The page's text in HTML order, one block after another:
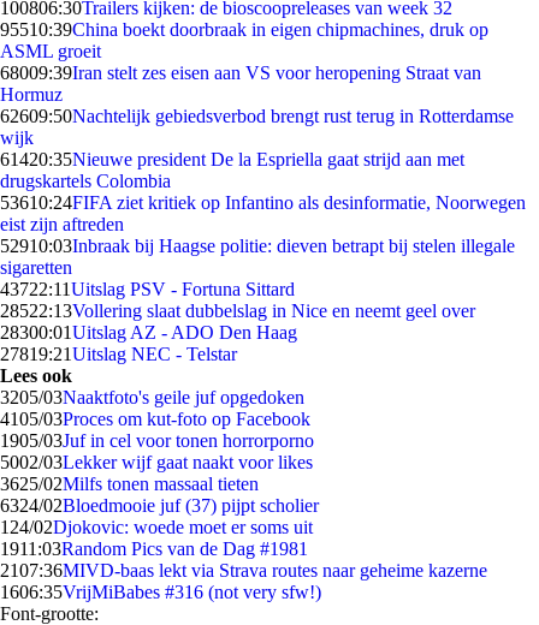
100806:30Trailers kijken: de bioscoopreleases van week 32
95510:39China boekt doorbraak in eigen chipmachines, druk op
ASML groeit
68009:39Iran stelt zes eisen aan VS voor heropening Straat van
Hormuz
62609:50Nachtelijk gebiedsverbod brengt rust terug in Rotterdamse
wijk
61420:35Nieuwe president De la Espriella gaat strijd aan met
drugskartels Colombia
53610:24FIFA ziet kritiek op Infantino als desinformatie, Noorwegen
eist zijn aftreden
52910:03Inbraak bij Haagse politie: dieven betrapt bij stelen illegale
sigaretten
43722:11Uitslag PSV - Fortuna Sittard
28522:13Vollering slaat dubbelslag in Nice en neemt geel over
28300:01Uitslag AZ - ADO Den Haag
27819:21Uitslag NEC - Telstar
Lees ook
3205/03Naaktfoto's geile juf opgedoken
4105/03Proces om kut-foto op Facebook
1905/03Juf in cel voor tonen horrorporno
5002/03Lekker wijf gaat naakt voor likes
3625/02Milfs tonen massaal tieten
6324/02Bloedmooie juf (37) pijpt scholier
1 24/02Djokovic: woede moet er soms uit
1911:03Random Pics van de Dag #1981
2107:36MIVD-baas lekt via Strava routes naar geheime kazerne
1606:35VrijMiBabes #316 (not very sfw!)
Font-grootte: